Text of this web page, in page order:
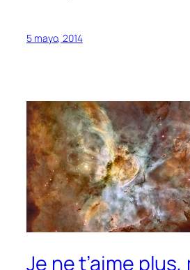
5 mayo, 2014
Je ne t’aime